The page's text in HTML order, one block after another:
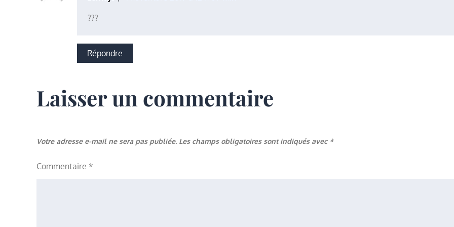
???
Répondre
Laisser un commentaire
Votre adresse e-mail ne sera pas publiée. Les champs obligatoires sont indiqués avec *
Commentaire *